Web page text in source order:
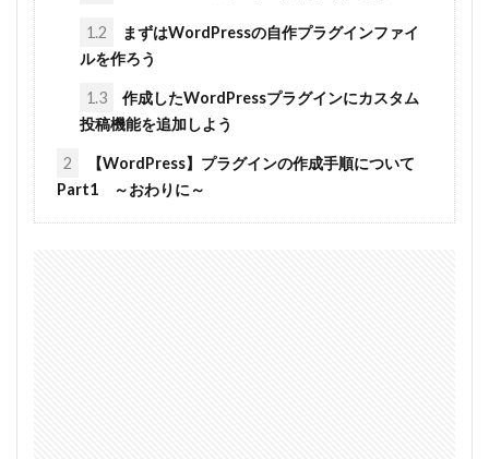
1.2
まずはWordPressの自作プラグインファイ
ルを作ろう
1.3
作成したWordPressプラグインにカスタム
投稿機能を追加しよう
2
【WordPress】プラグインの作成手順について
Part1 ～おわりに～